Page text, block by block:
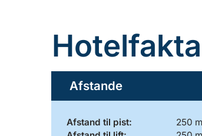
Hotelfakta
Afstande
Afstand til pist:
250 m